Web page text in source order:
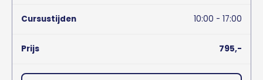
10:00 - 17:00
795,-